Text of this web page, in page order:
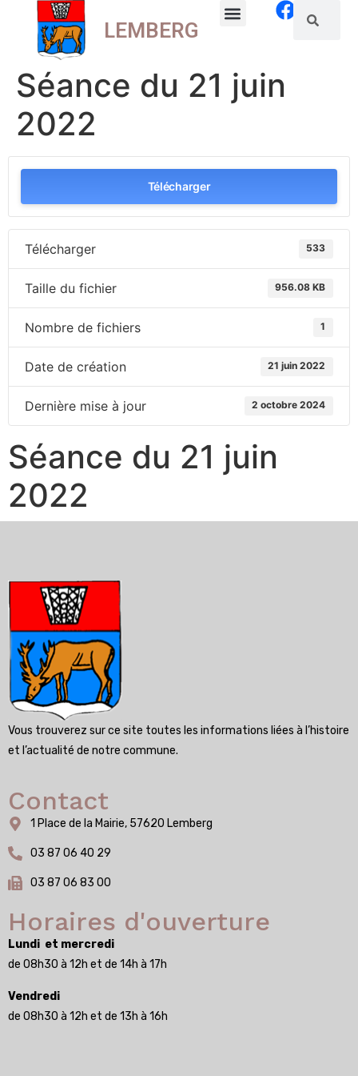
LEMBERG
Séance du 21 juin
2022
Télécharger
Télécharger 533
Taille du fichier 956.08 KB
Nombre de fichiers 1
Date de création 21 juin 2022
Dernière mise à jour 2 octobre 2024
Séance du 21 juin
2022
Vous trouverez sur ce site toutes les informations liées à l’histoire
et l’actualité de notre commune.
Contact
1 Place de la Mairie, 57620 Lemberg
03 87 06 40 29
03 87 06 83 00
Horaires d'ouverture
Lundi et mercredi
de 08h30 à 12h et de 14h à 17h
Vendredi
de 08h30 à 12h et de 13h à 16h